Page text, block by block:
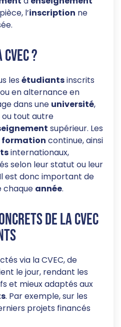
l’inscription ne
?
les étudiantsinscrits
en alternance en
dans une université,
ou tout autre
supérieur. Les
formation continue, ainsi
internationaux,
selon leur statut ou leur
est donc important de
chaque année.
de la CVEC
via la CVEC, de
le jour, rendant les
et mieux adaptés aux
. Par exemple, sur les
projets financés